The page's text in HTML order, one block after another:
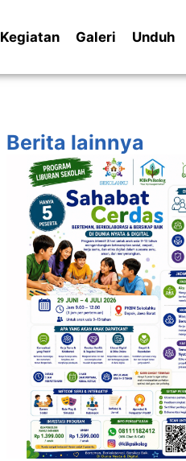
Kegiatan Galeri Unduh
Berita lainnya